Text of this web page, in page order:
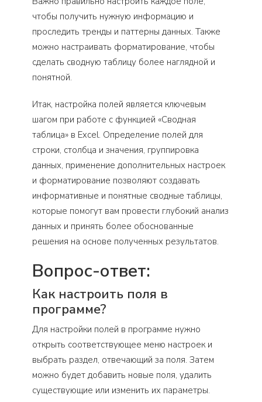
чтобы получить нужную информацию и
проследить тренды и паттерны данных. Также
можно настраивать форматирование, чтобы
сделать сводную таблицу более наглядной и
понятной.
Итак, настройка полей является ключевым
шагом при работе с функцией «Сводная
таблица» в Excel. Определение полей для
строки, столбца и значения, группировка
данных, применение дополнительных настроек
и форматирование позволяют создавать
информативные и понятные сводные таблицы,
которые помогут вам провести глубокий анализ
данных и принять более обоснованные
решения на основе полученных результатов.
Вопрос-ответ:
Как настроить поля в
программе?
Для настройки полей в программе нужно
открыть соответствующее меню настроек и
выбрать раздел, отвечающий за поля. Затем
можно будет добавить новые поля, удалить
существующие или изменить их параметры.